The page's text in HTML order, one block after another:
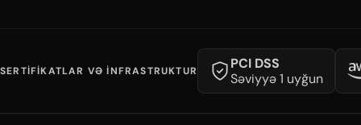
SERTIFIKATLAR VƏ İNFRASTRUKTUR
PCI DSS
Səviyyə 1 uyğun